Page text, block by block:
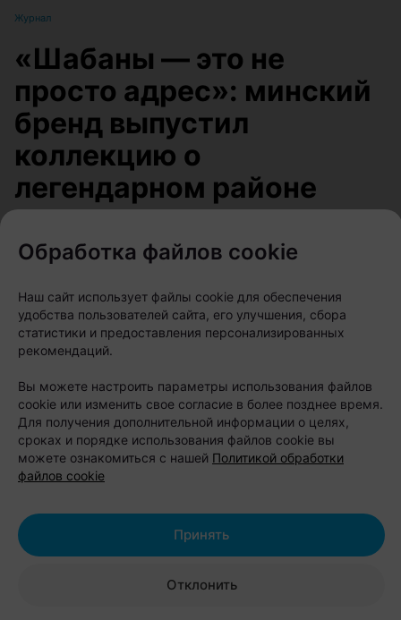
Журнал
«Шабаны — это не
просто адрес»: минский
бренд выпустил
коллекцию о
легендарном районе
Индустриальный колорит, панельки и эстетика
района Минска превратились в принты на
футболках и бейсболках. «Офистон Маркет»
такими, какие они есть.
Обработка файлов cookie
Наш сайт использует файлы cookie для обеспечения
удобства пользователей сайта, его улучшения, сбора
статистики и предоставления персонализированных
рекомендаций.
Вы можете настроить параметры использования файлов
cookie или изменить свое согласие в более позднее время.
Для получения дополнительной информации о целях,
сроках и порядке использования файлов cookie вы
можете ознакомиться с нашей Политикой обработки
файлов cookie
Отклонить
Принять